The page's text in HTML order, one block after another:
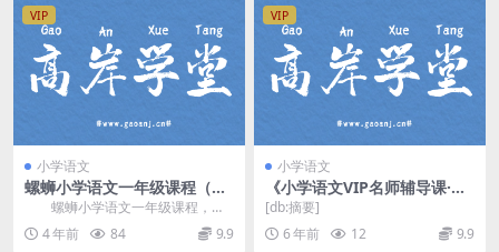
VIP
小学语文
螺蛳小学语文一年级课程（完
结）百度网盘分享
螺蛳小学语文一年级课程，完
结版百度网盘分享小学语文课程60
0M高清视频。 ...
4 年前 84 9.9
VIP
小学语文
《小学语文VIP名师辅导课·一
年级上》MP3音频格式 百度网
盘下载
[db:摘要]
6 年前
12 9.9